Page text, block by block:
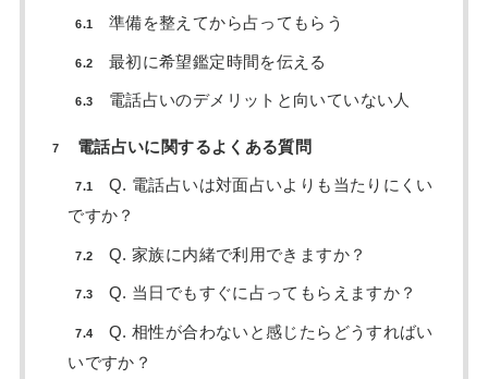
6.1 準備を整えてから占ってもらう
6.2 最初に希望鑑定時間を伝える
6.3 電話占いのデメリットと向いていない人
7 電話占いに関するよくある質問
7.1
Q. 電話占いは対面占いよりも当たりにくい
ですか？
7.2 Q. 家族に内緒で利用できますか？
7.3 Q. 当日でもすぐに占ってもらえますか？
7.4
Q. 相性が合わないと感じたらどうすればい
いですか？